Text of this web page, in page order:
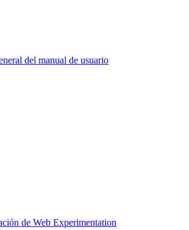
del manual de usuario
de Web Experimentation